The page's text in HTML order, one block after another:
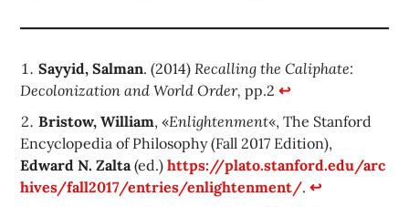
Sayyid, Salman. (2014) Recalling the Caliphate:
Decolonization and World Order,pp.2↩
Bristow, William, «Enlightenment«, The Stanford
Encyclopedia of Philosophy (Fall 2017 Edition),
Edward N. Zalta (ed.)https://plato.stanford.edu/arc
hives/fall2017/entries/enlightenment/.↩